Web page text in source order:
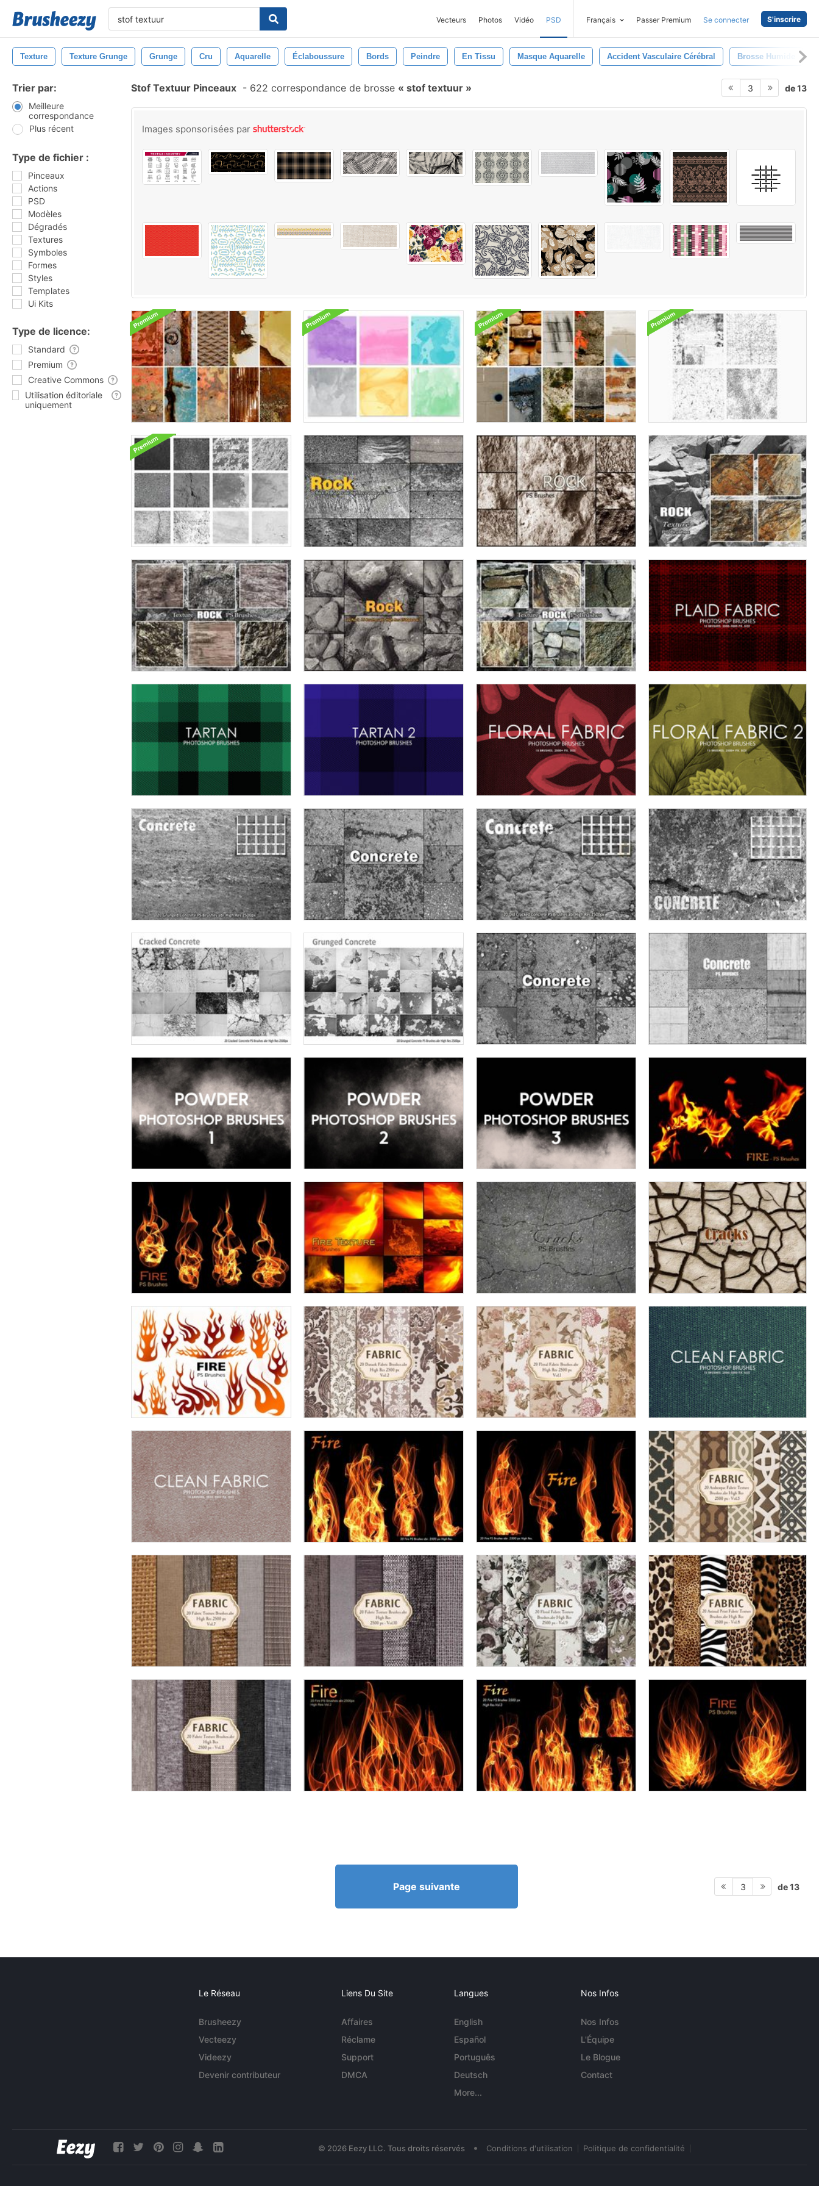
Vecteurs Photos Vidéo PSD Français Passer Premium Se connecter S'inscrire
Texture Texture Grunge Grunge Cru Aquarelle Éclaboussure Bords Peindre En Tissu Masque Aquarelle Accident Vasculaire Cérébral Brosse Humide
Trier par:
Meilleure
correspondance
Plus récent
Type de fichier :
Pinceaux
Actions
PSD
Modèles
Dégradés
Textures
Symboles
Formes
Styles
Templates
Ui Kits
Type de licence:
Standard
Premium
Creative Commons
Utilisation éditoriale
uniquement
Stof Textuur Pinceaux - 622 correspondance de brosse stof textuur 3 de 13
Images sponsorisées par
Page suivante 3 de 13
Le Réseau
Brusheezy
Vecteezy
Videezy
Devenir contributeur
Liens Du Site
Affaires
Réclame
Support
DMCA
Langues
English
Español
Português
Deutsch
More...
Nos Infos
Nos Infos
L'Équipe
Le Blogue
Contact
© 2026 Eezy LLC. Tous droits réservés • Conditions d'utilisation Politique de confidentialité